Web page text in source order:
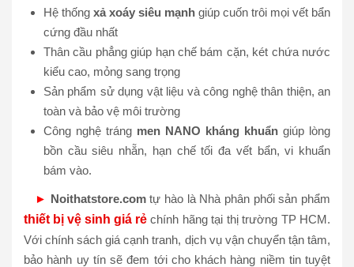
Hệ thống xả xoáy siêu mạnh giúp cuốn trôi mọi vết bẩn
cứng đầu nhất
Thân cầu phẳng giúp hạn chế bám cặn, két chứa nước
kiểu cao, mỏng sang trọng
Sản phẩm sử dụng vật liệu và công nghệ thân thiện, an
toàn và bảo vệ môi trường
Công nghệ tráng men NANO kháng khuẩn giúp lòng
bồn cầu siêu nhẵn, hạn chế tối đa vết bẩn, vi khuẩn
bám vào.
► Noithatstore.comtự hào là Nhà phân phối sản phẩm
thiết bị vệ sinh giá rẻ chính hãng tại thị trường TP HCM.
Với chính sách giá cạnh tranh, dịch vụ vận chuyển tận tâm,
bảo hành uy tín sẽ đem tới cho khách hàng niềm tin tuyệt